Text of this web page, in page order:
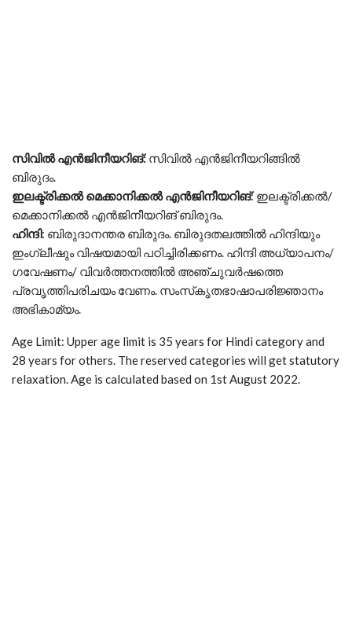
സിവില്‍ എന്‍ജിനീയറിങ്: സിവില്‍ എന്‍ജിനീയറിങ്ങില്‍
ബിരുദം.
ഇലക്ട്രിക്കല്‍ മെക്കാനിക്കല്‍ എന്‍ജിനീയറിങ്: ഇലക്ട്രിക്കല്‍/
മെക്കാനിക്കല്‍ എന്‍ജിനീയറിങ് ബിരുദം.
ഹിന്ദി: ബിരുദാനന്തര ബിരുദം. ബിരുദതലത്തില്‍ ഹിന്ദിയും
ഇംഗ്ലീഷും വിഷയമായി പഠിച്ചിരിക്കണം. ഹിന്ദി അധ്യാപനം/
ഗവേഷണം/ വിവര്‍ത്തനത്തില്‍ അഞ്ചുവര്‍ഷത്തെ
പ്രവൃത്തിപരിചയം വേണം. സംസ്‌കൃതഭാഷാപരിജ്ഞാനം
അഭികാമ്യം.
Age Limit: Upper age limit is 35 years for Hindi category and
28 years for others. The reserved categories will get statutory
relaxation. Age is calculated based on 1st August 2022.